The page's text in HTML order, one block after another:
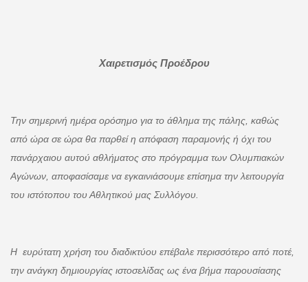
Χαιρετισμός Προέδρου
Την σημερινή ημέρα ορόσημο για το άθλημα της πάλης, καθώς
από ώρα σε ώρα θα παρθεί η απόφαση παραμονής ή όχι του
πανάρχαιου αυτού αθλήματος στο πρόγραμμα των Ολυμπιακών
Αγώνων, αποφασίσαμε να εγκαινιάσουμε επίσημα την λειτουργία
του ιστότοπου του Αθλητικού μας Συλλόγου.
Η ευρύτατη χρήση του διαδικτύου επέβαλε περισσότερο από ποτέ,
την ανάγκη δημιουργίας ιστοσελίδας ως ένα βήμα παρουσίασης